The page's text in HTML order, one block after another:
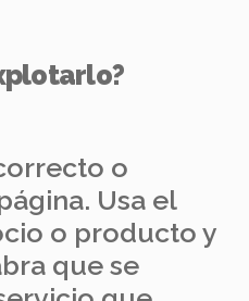
o
Usa el
o producto y
que se